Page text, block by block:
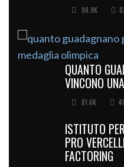
98.9K
QUANTO
VINCONO
81.6K
ISTITUTO
PRO
FACTORING